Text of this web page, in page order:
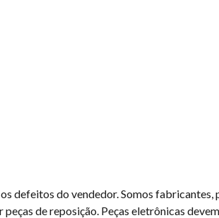
defeitos do vendedor. Somos
de reposição. Peças eletrônicas